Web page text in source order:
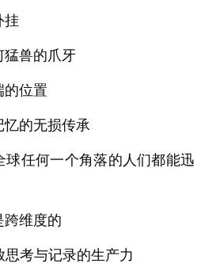
的问题。我们再说第二个，
附近实习过的朋友，她推荐
安静，位于生活区以及距离
唯一的缺点是它是自如合租
媒体上搜罗信息之后有一点
求助了 AI，我用了一个叫做
给我结论说不推荐，于是为
，三次结果都是不推荐，好
挂
猛兽的爪牙
的位置
的无损传承
球任何一个角落的人们都能迅
维度的
考与记录的生产力